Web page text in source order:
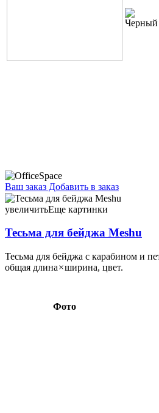
Ваш заказ Добавить в заказ
Тесьма для бейджа Meshu 45×2 см,
Paw 3,91 105798 45×2 см, Yummy Cat
увеличитьЕще картинки
Тесьма для бейджа Meshu
Тесьма для бейджа c карабином и
общая длина × ширина, цвет.
Фото